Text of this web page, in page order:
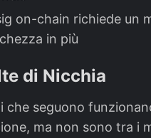
on-chain richiede un
in più
di Nicchia
che seguono
ma non sono tra i